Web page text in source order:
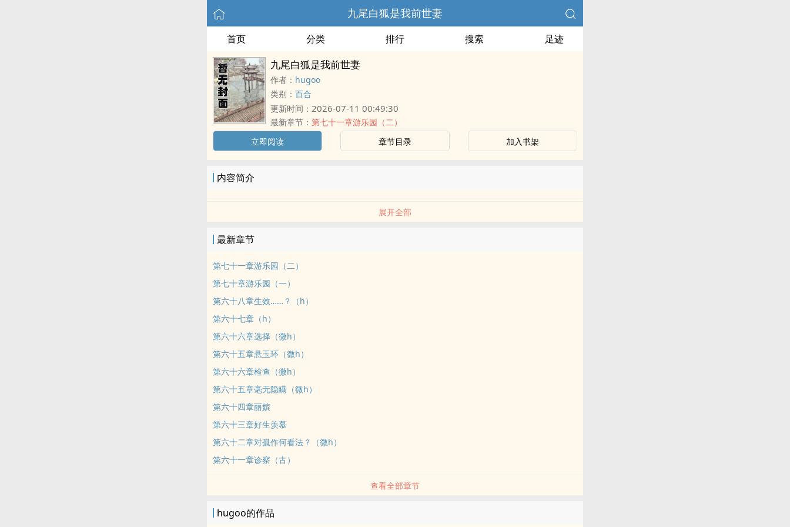
九尾白狐是我前世妻
首页 分类 排行 搜索 足迹
九尾白狐是我前世妻
作者： hugoo
类别： 百合
更新时间： 2026-07-11 00:49:30
最新章节： 第七十一章游乐园（二）
立即阅读
章节目录 加入书架
内容简介
展开全部
最新章节
第七十一章游乐园（二）
第七十章游乐园（一）
第六十八章生效……？（h）
第六十七章（h）
第六十六章选择（微h）
第六十五章悬玉环（微h）
第六十六章检查（微h）
第六十五章毫无隐瞒（微h）
第六十四章丽嫔
第六十三章好生羡慕
第六十二章对孤作何看法？（微h）
第六十一章诊察（古）
查看全部章节
hugoo的作品